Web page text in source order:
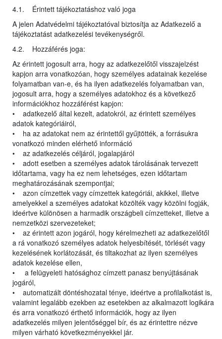
4.1. Érintett tájékoztatáshoz való joga
A jelen Adatvédelmi tájékoztatóval biztosítja az Adatkezelő a
tájékoztatást adatkezelési tevékenységről.
4.2. Hozzáférés joga:
Az érintett jogosult arra, hogy az adatkezelőtől visszajelzést
kapjon arra vonatkozóan, hogy személyes adatainak kezelése
folyamatban van-e, és ha ilyen adatkezelés folyamatban van,
jogosult arra, hogy a személyes adatokhoz és a következő
információkhoz hozzáférést kapjon:
• adatkezelő által kezelt, adatokról, az érintett személyes
adatok kategóriáiról,
• ha az adatokat nem az érintettől gyűjtötték, a forrásukra
vonatkozó minden elérhető információ
• az adatkezelés céljáról, jogalapjáról
• adott esetben a személyes adatok tárolásának tervezett
időtartama, vagy ha ez nem lehetséges, ezen időtartam
meghatározásának szempontjai;
• azon címzettek vagy címzettek kategóriái, akikkel, illetve
amelyekkel a személyes adatokat közölték vagy közölni fogják,
ideértve különösen a harmadik országbeli címzetteket, illetve a
nemzetközi szervezeteket;
• az érintett azon jogáról, hogy kérelmezheti az adatkezelőtől
a rá vonatkozó személyes adatok helyesbítését, törlését vagy
kezelésének korlátozását, és tiltakozhat az ilyen személyes
adatok kezelése ellen,
• a felügyeleti hatósághoz címzett panasz benyújtásának
jogáról,
• automatizált döntéshozatal ténye, ideértve a profilalkotást is,
valamint legalább ezekben az esetekben az alkalmazott logikára
és arra vonatkozó érthető információk, hogy az ilyen
adatkezelés milyen jelentőséggel bír, és az érintettre nézve
milyen várható következményekkel jár.